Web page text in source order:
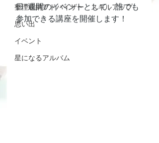
整理収納アドバイザー スキルアップ
思い出
イベント
星になるアルバム
日”週間のイベントとして、誰でも
参加できる講座を開催します！